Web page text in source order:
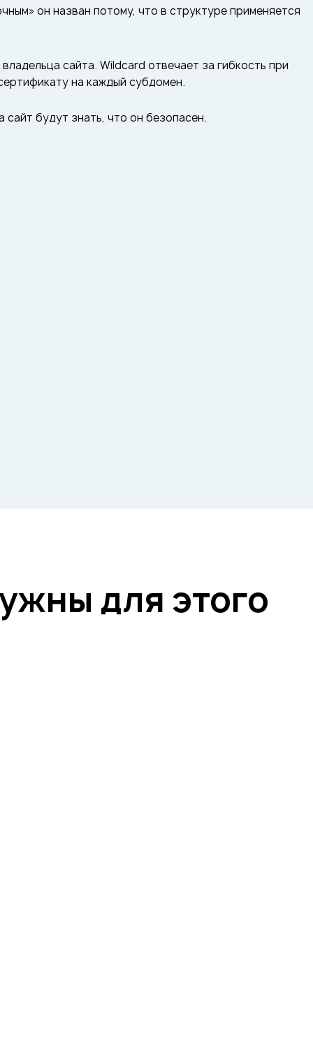
он назван потому, что в структуре применяется
сайта. Wildcard отвечает за гибкость при
на каждый субдомен.
будут знать, что он безопасен.
для этого